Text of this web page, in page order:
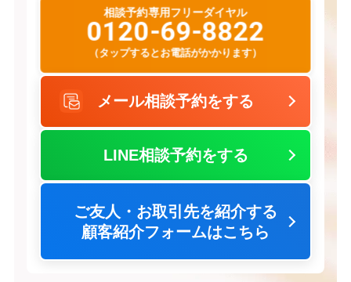
相談予約専用フリーダイヤル
0120-69-8822
（タップするとお電話がかかります）
メール相談予約をする
LINE相談予約をする
ご友人・お取引先を紹介する
顧客紹介フォームはこちら